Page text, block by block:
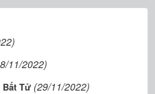
11/2022)
Tử (29/11/2022)